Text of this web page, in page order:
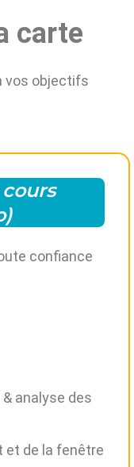
carte
vos objectifs
confiance
analyse des
et de la fenêtre